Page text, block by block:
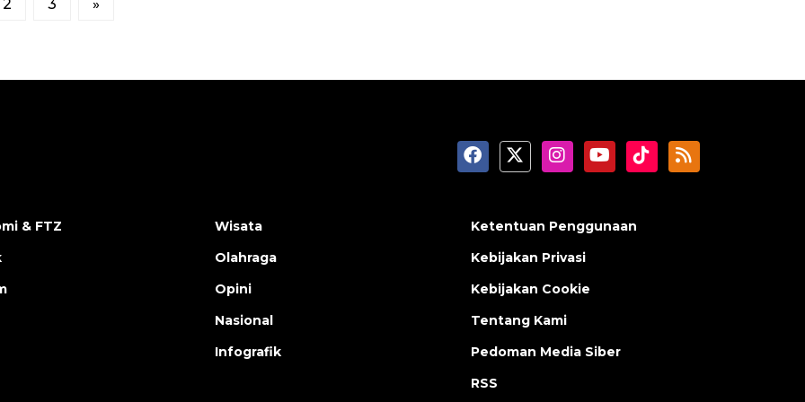
2 3 »
& FTZ
Wisata
Olahraga
Opini
Nasional
Infografik
Ketentuan Penggunaan
Kebijakan Privasi
Kebijakan Cookie
Tentang Kami
Pedoman Media Siber
RSS